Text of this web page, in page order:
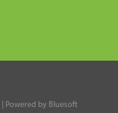
| Powered by Bluesoft